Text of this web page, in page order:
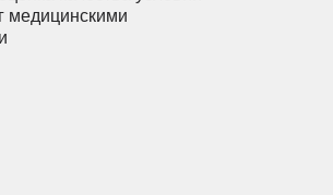
медицинскими